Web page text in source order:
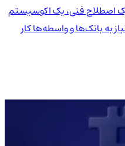
اصطلاح فنی، یک اکوسیستم
به بانک‌ها و واسطه‌ها کار